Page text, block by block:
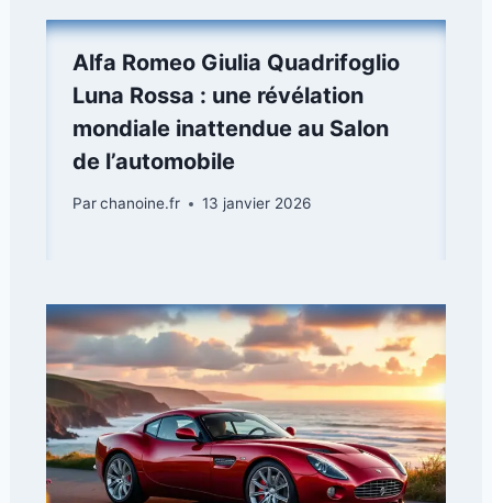
Alfa Romeo Giulia Quadrifoglio
Luna Rossa : une révélation
mondiale inattendue au Salon
de l’automobile
Parchanoine.fr 13 janvier 2026